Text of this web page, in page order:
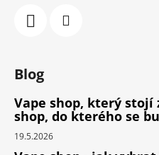
Blog
Vape shop, který stojí
shop, do kterého se
19.5.2026